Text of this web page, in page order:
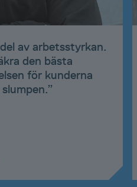
av arbetsstyrkan.
den bästa
för kunderna
”